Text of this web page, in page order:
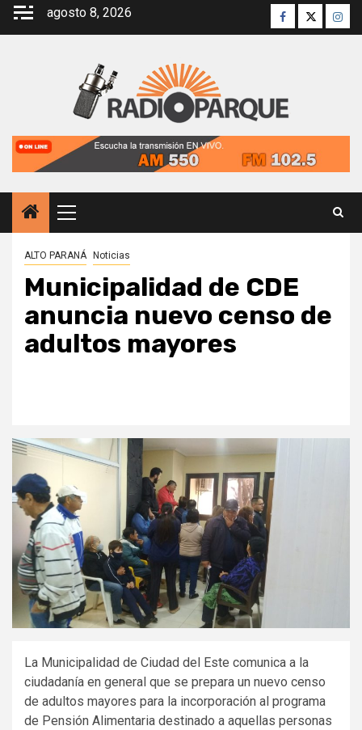
Saltar
agosto 8, 2026 Facebook
Twitter
Menú
principal
ALTO PARANÁ Noticias
Municipalidad de CDE
anuncia nuevo censo de
adultos mayores
La Municipalidad de Ciudad del Este comunica a la
ciudadanía en general que se prepara un nuevo censo
de adultos mayores para la incorporación al programa
de Pensión Alimentaria destinado a aquellas personas